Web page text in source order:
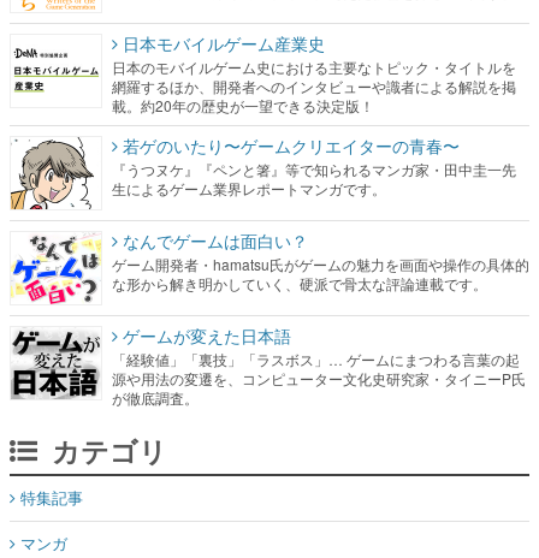
日本モバイルゲーム産業史
日本のモバイルゲーム史における主要なトピック・タイトルを
網羅するほか、開発者へのインタビューや識者による解説を掲
載。約20年の歴史が一望できる決定版！
若ゲのいたり〜ゲームクリエイターの青春〜
『うつヌケ』『ペンと箸』等で知られるマンガ家・田中圭一先
生によるゲーム業界レポートマンガです。
なんでゲームは面白い？
ゲーム開発者・hamatsu氏がゲームの魅力を画面や操作の具体的
な形から解き明かしていく、硬派で骨太な評論連載です。
ゲームが変えた日本語
「経験値」「裏技」「ラスボス」… ゲームにまつわる言葉の起
源や用法の変遷を、コンピューター文化史研究家・タイニーP氏
が徹底調査。
カテゴリ
特集記事
マンガ